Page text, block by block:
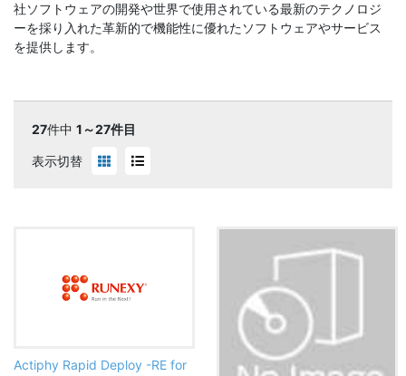
社ソフトウェアの開発や世界で使用されている最新のテクノロジ
ーを採り入れた革新的で機能性に優れたソフトウェアやサービス
を提供します。
27件中 1～27件目
表示切替
Actiphy Rapid Deploy -RE for